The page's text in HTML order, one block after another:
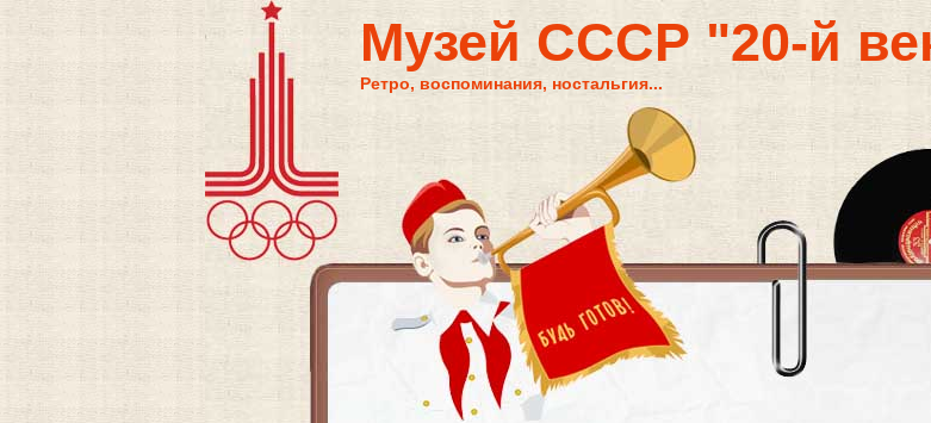
Музей СССР "20-й
Ретро, воспоминания, ностальгия...